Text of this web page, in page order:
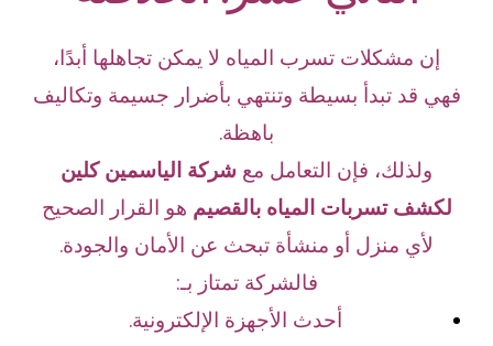
إن مشكلات تسرب المياه لا يمكن تجاهلها أبدًا،
فهي قد تبدأ بسيطة وتنتهي بأضرار جسيمة وتكاليف
باهظة.
ولذلك، فإن التعامل مع شركة الياسمين كلين
لكشف تسربات المياه بالقصيم هو القرار الصحيح
لأي منزل أو منشأة تبحث عن الأمان والجودة.
فالشركة تمتاز بـ:
أحدث الأجهزة الإلكترونية.